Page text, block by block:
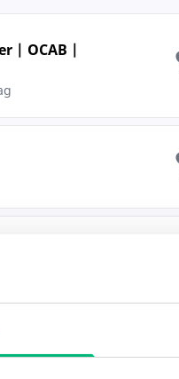
| OCAB |